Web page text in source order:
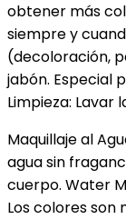
obtener más
siempre y
(decoloración,
jabón. Especial
Limpieza: Lavar
Maquillaje al
agua sin
cuerpo. Water
Los colores son